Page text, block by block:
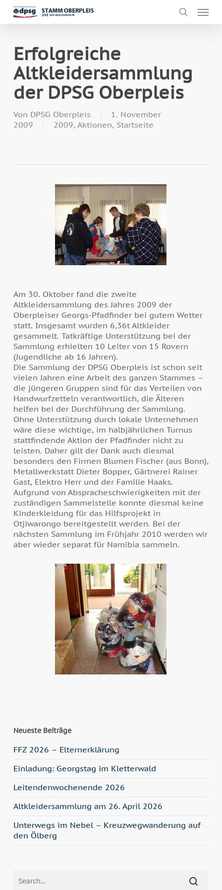
Skip
main
search
Erfolgreiche
Altkleidersammlung
der DPSG Oberpleis
Von DPSG Oberpleis
1. November
2009
2009, Aktionen, Startseite
Am 30. Oktober fand die zweite
Altkleidersammlung des Jahres 2009 der
Oberpleiser Georgs-Pfadfinder bei gutem Wetter
statt. Insgesamt wurden 6,36t Altkleider
gesammelt. Tatkräftige Unterstützung bei der
Sammlung erhielten 10 Leiter von 15 Rovern
(Jugendliche ab 16 Jahren).
Die Sammlung der DPSG Oberpleis ist schon seit
vielen Jahren eine Arbeit des ganzen Stammes –
die jüngeren Gruppen sind für das Verteilen von
Handwurfzetteln verantwortlich, die Älteren
helfen bei der Durchführung der Sammlung.
Ohne Unterstützung durch lokale Unternehmen
wäre diese wichtige, im halbjährlichen Turnus
stattfindende Aktion der Pfadfinder nicht zu
leisten. Daher gilt der Dank auch diesmal
besonders den Firmen Blumen Fischer (aus Bonn),
Metallwerkstatt Dieter Bopper, Gärtnerei Rainer
Gast, Elektro Herr und der Familie Haaks.
Aufgrund von Abspracheschwierigkeiten mit der
zuständigen Sammelstelle konnte diesmal keine
Kinderkleidung für das Hilfsprojekt in
Otjiwarongo bereitgestellt werden. Bei der
nächsten Sammlung im Frühjahr 2010 werden wir
aber wieder separat für Namibia sammeln.
Neueste Beiträge
FFZ 2026 – Elternerklärung
Einladung: Georgstag im Kletterwald
Leitendenwochenende 2026
Altkleidersammlung am 26. April 2026
Unterwegs im Nebel – Kreuzwegwanderung auf
den Ölberg